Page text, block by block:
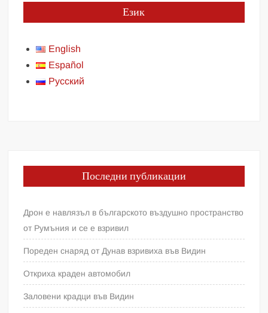
Език
English
Español
Русский
Последни публикации
Дрон е навлязъл в българското въздушно пространство
от Румъния и се е взривил
Пореден снаряд от Дунав взривиха във Видин
Откриха краден автомобил
Заловени крадци във Видин